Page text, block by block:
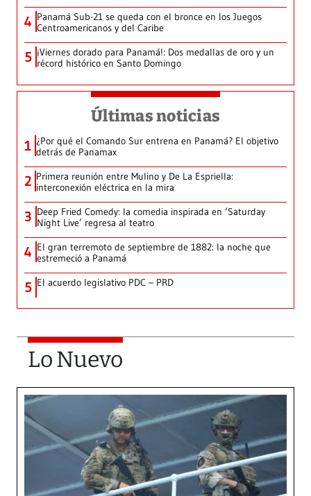
4 Panamá Sub-21 se queda con el bronce en los Juegos
Centroamericanos y del Caribe
5 ¡Viernes dorado para Panamá!: Dos medallas de oro y un
récord histórico en Santo Domingo
Últimas noticias
1 ¿Por qué el Comando Sur entrena en Panamá? El objetivo
detrás de Panamax
2 Primera reunión entre Mulino y De La Espriella:
interconexión eléctrica en la mira
3 Deep Fried Comedy: la comedia inspirada en ‘Saturday
Night Live’ regresa al teatro
4 El gran terremoto de septiembre de 1882: la noche que
estremeció a Panamá
5 El acuerdo legislativo PDC – PRD
Lo Nuevo